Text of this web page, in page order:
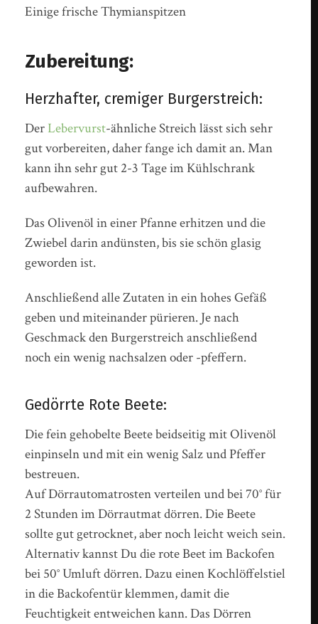
Einige frische Thymianspitzen
Zubereitung:
Herzhafter, cremiger Burgerstreich:
Der Lebervurst-ähnliche Streich lässt sich sehr
gut vorbereiten, daher fange ich damit an. Man
kann ihn sehr gut 2-3 Tage im Kühlschrank
aufbewahren.
Das Olivenöl in einer Pfanne erhitzen und die
Zwiebel darin andünsten, bis sie schön glasig
geworden ist.
Anschließend alle Zutaten in ein hohes Gefäß
geben und miteinander pürieren. Je nach
Geschmack den Burgerstreich anschließend
noch ein wenig nachsalzen oder -pfeffern.
Gedörrte Rote Beete:
Die fein gehobelte Beete beidseitig mit Olivenöl
einpinseln und mit ein wenig Salz und Pfeffer
bestreuen.
Auf Dörrautomatrosten verteilen und bei 70° für
2 Stunden im Dörrautmat dörren. Die Beete
sollte gut getrocknet, aber noch leicht weich sein.
Alternativ kannst Du die rote Beet im Backofen
bei 50° Umluft dörren. Dazu einen Kochlöffelstiel
in die Backofentür klemmen, damit die
Feuchtigkeit entweichen kann. Das Dörren